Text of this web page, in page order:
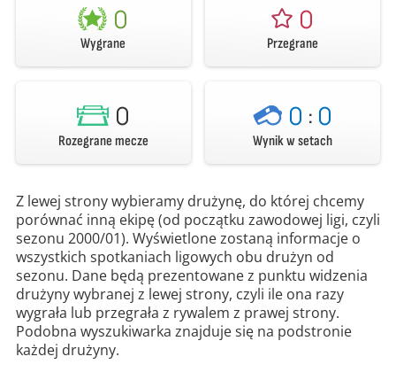
0
Wygrane
0
Przegrane
0
Rozegrane mecze
0 : 0
Wynik w setach
Z lewej strony wybieramy drużynę, do której chcemy
porównać inną ekipę (od początku zawodowej ligi, czyli
sezonu 2000/01). Wyświetlone zostaną informacje o
wszystkich spotkaniach ligowych obu drużyn od
sezonu. Dane będą prezentowane z punktu widzenia
drużyny wybranej z lewej strony, czyli ile ona razy
wygrała lub przegrała z rywalem z prawej strony.
Podobna wyszukiwarka znajduje się na podstronie
każdej drużyny.